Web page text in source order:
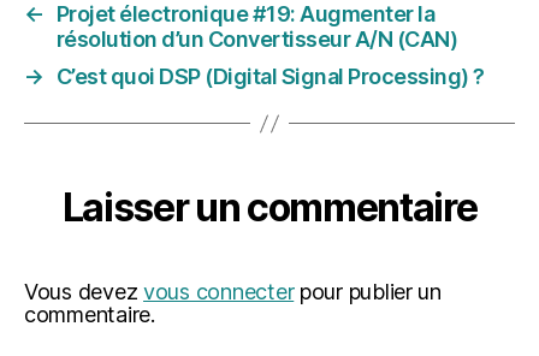
←
Projet électronique #19: Augmenter la
résolution d’un Convertisseur A/N (CAN)
→
C’est quoi DSP (Digital Signal Processing) ?
Laisser un commentaire
Vous devezvous connecterpour publier un
commentaire.